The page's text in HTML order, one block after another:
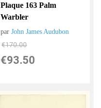
Plaque 163 Palm
Warbler
parJohn James Audubon
€170.00
€93.50